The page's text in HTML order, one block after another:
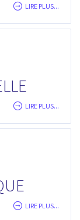
LIRE PLUS...
LIRE PLUS...
LIRE PLUS...